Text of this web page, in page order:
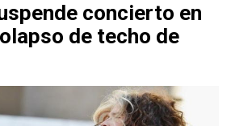
concierto en
de techo de